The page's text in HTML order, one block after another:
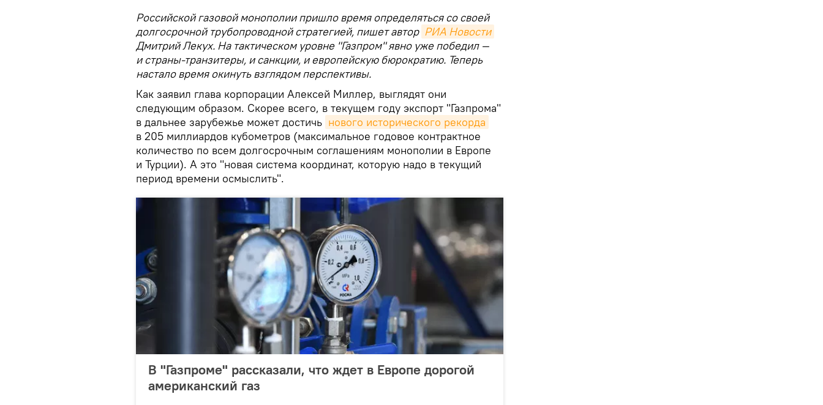
Российской газовой монополии пришло время определяться со своей
долгосрочной трубопроводной стратегией, пишет автор РИА Новости
Дмитрий Лекух. На тактическом уровне "Газпром" явно уже победил —
и страны-транзитеры, и санкции, и европейскую бюрократию. Теперь
настало время окинуть взглядом перспективы.
Как заявил глава корпорации Алексей Миллер, выглядят они
следующим образом. Скорее всего, в текущем году экспорт "Газпрома"
в дальнее зарубежье может достичь нового исторического рекорда
в 205 миллиардов кубометров (максимальное годовое контрактное
количество по всем долгосрочным соглашениям монополии в Европе
и Турции). А это "новая система координат, которую надо в текущий
период времени осмыслить".
В "Газпроме" рассказали, что ждет в Европе дорогой
американский газ